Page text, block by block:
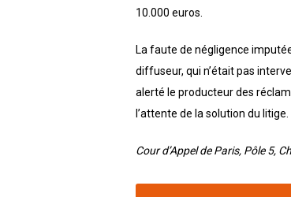
10.000 euros.
La faute de négligence
diffuseur, qui n’était pas
alerté le producteur des
l’attente de la solution du litige.
Cour d’Appel de Paris, Pôle 5,